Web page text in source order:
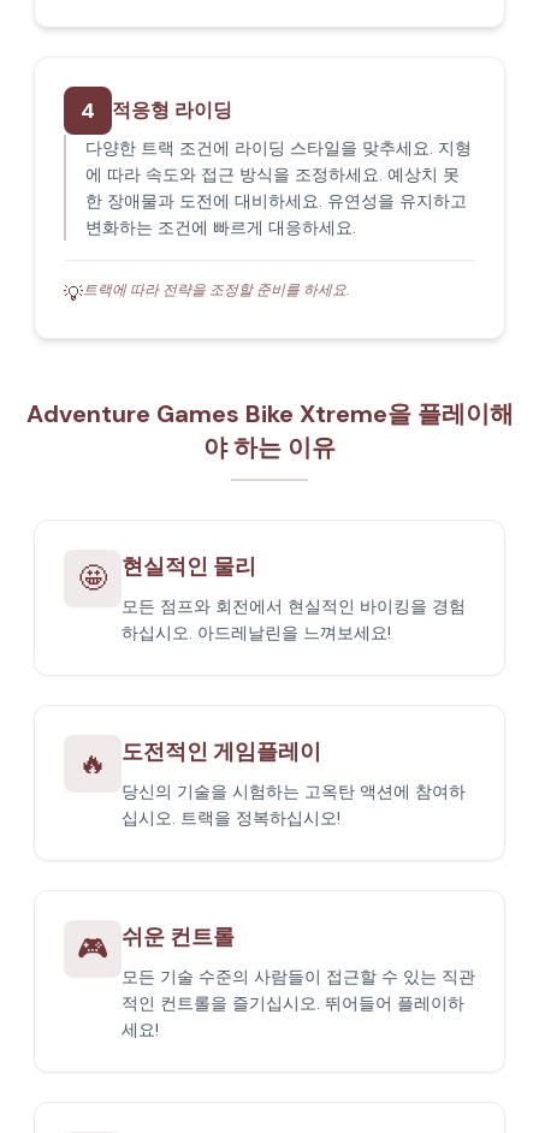
4 적응형 라이딩
다양한 트랙 조건에 라이딩 스타일을 맞추세요. 지형
에 따라 속도와 접근 방식을 조정하세요. 예상치 못
한 장애물과 도전에 대비하세요. 유연성을 유지하고
변화하는 조건에 빠르게 대응하세요.
💡트랙에 따라 전략을 조정할 준비를 하세요.
Adventure Games Bike Xtreme을 플레이해
야 하는 이유
🤩 현실적인 물리
모든 점프와 회전에서 현실적인 바이킹을 경험
하십시오. 아드레날린을 느껴보세요!
🔥 도전적인 게임플레이
당신의 기술을 시험하는 고옥탄 액션에 참여하
십시오. 트랙을 정복하십시오!
🎮 쉬운 컨트롤
모든 기술 수준의 사람들이 접근할 수 있는 직관
적인 컨트롤을 즐기십시오. 뛰어들어 플레이하
세요!